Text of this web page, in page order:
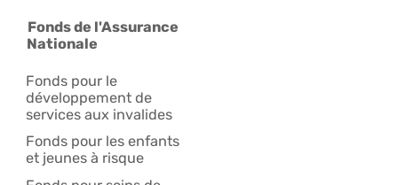
Fonds de l'Assurance
Nationale
Fonds pour le
développement de
services aux invalides
Fonds pour les enfants
et jeunes à risque